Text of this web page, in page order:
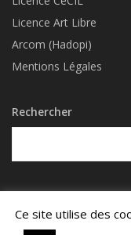
Licence Art Libre
Arcom (Hadopi)
Mentions Légales
Rechercher
Ce site utilise des